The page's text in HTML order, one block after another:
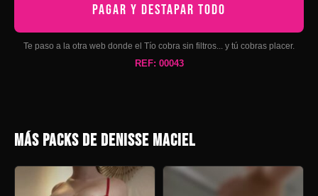
PAGAR Y DESTAPAR TODO
Te paso a la otra web donde el Tío cobra sin filtros... y tú cobras placer.
REF: 00043
MÁS PACKS DE DENISSE MACIEL